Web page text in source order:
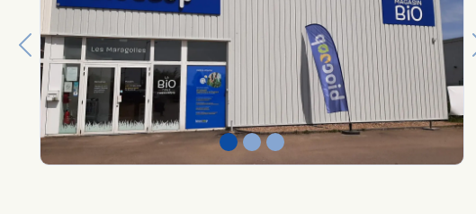
Previous